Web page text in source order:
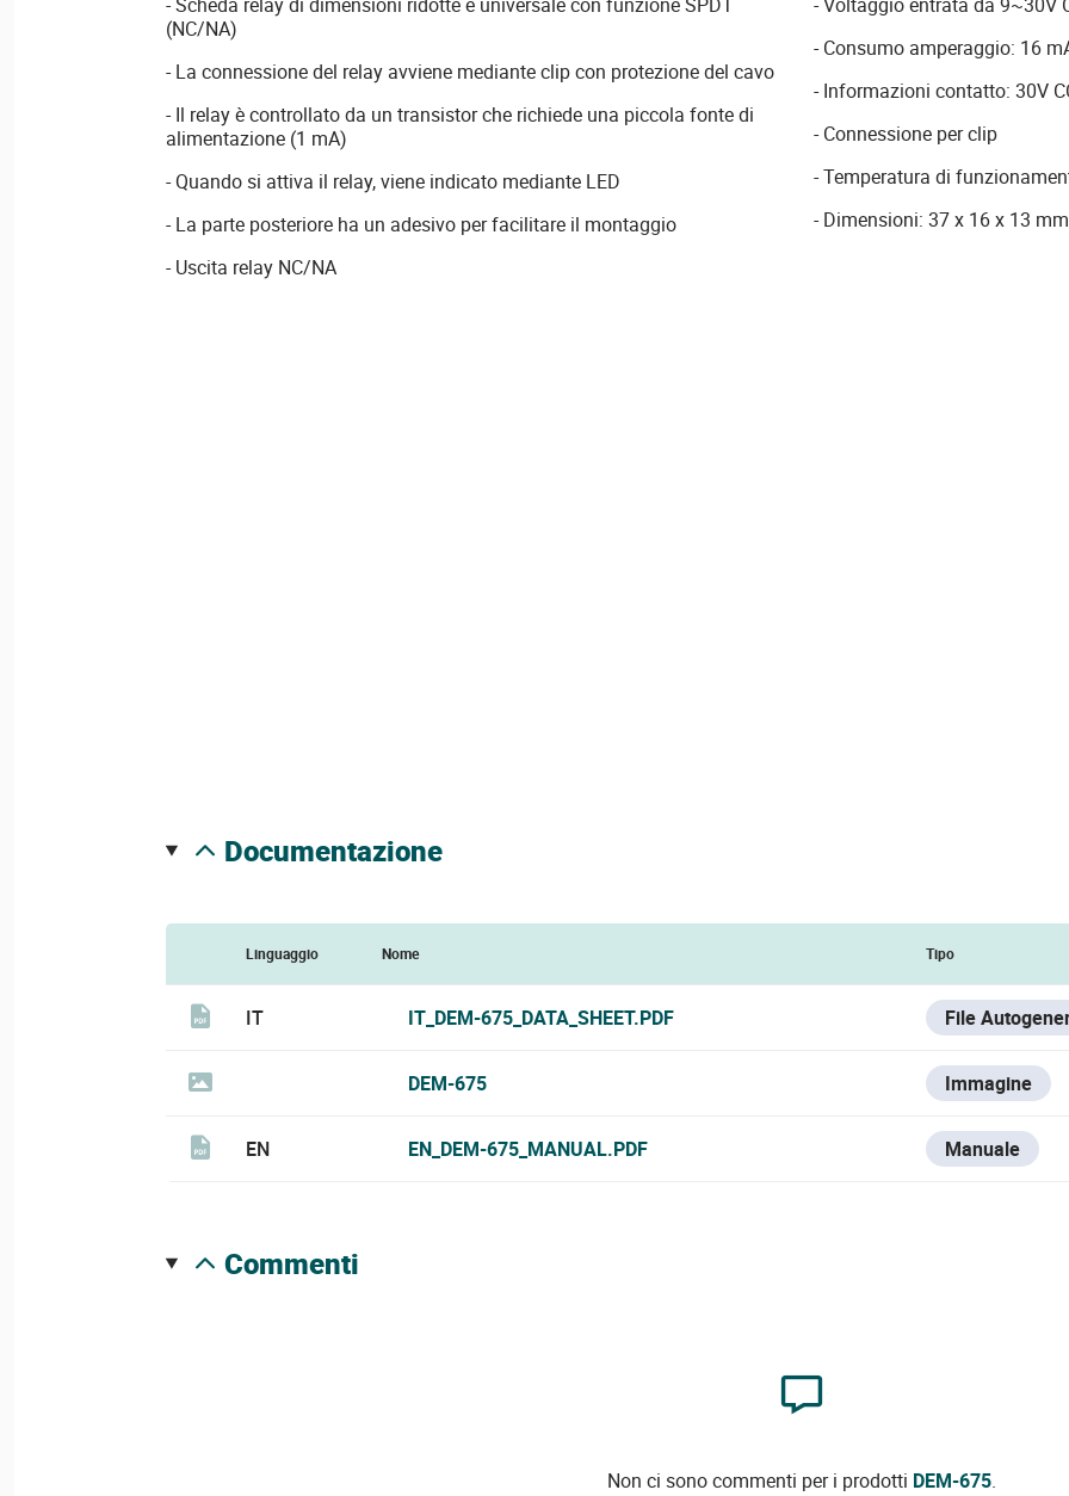
(NC/NA)
- La connessione del relay avviene mediante clip con protezione del cavo
- Il relay è controllato da un transistor che richiede una piccola fonte di
alimentazione (1 mA)
- Quando si attiva il relay, viene indicato mediante LED
- La parte posteriore ha un adesivo per facilitare il montaggio
- Uscita relay NC/NA
- Consumo amperaggio: 16
- Informazioni contatto: 30V
- Connessione per clip
- Temperatura di
- Dimensioni: 37 x 16 x 13 mm
documentazione
Linguaggio Nome Tipo
IT IT_DEM-675_DATA_SHEET.PDF File
DEM-675 Immagine
EN EN_DEM-675_MANUAL.PDF Manuale
commenti
Non ci sono commenti per i prodotti DEM-675.